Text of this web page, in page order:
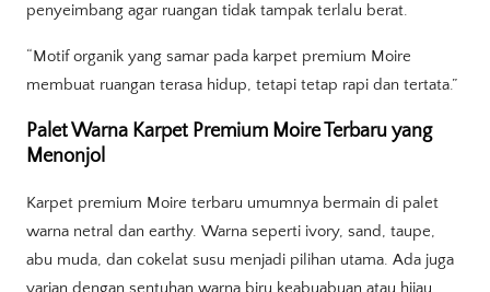
penyeimbang agar ruangan tidak tampak terlalu berat.
“Motif organik yang samar pada karpet premium Moire
membuat ruangan terasa hidup, tetapi tetap rapi dan tertata.”
Palet Warna Karpet Premium Moire Terbaru yang
Menonjol
Karpet premium Moire terbaru umumnya bermain di palet
warna netral dan earthy. Warna seperti ivory, sand, taupe,
abu muda, dan cokelat susu menjadi pilihan utama. Ada juga
varian dengan sentuhan warna biru keabuabuan atau hijau